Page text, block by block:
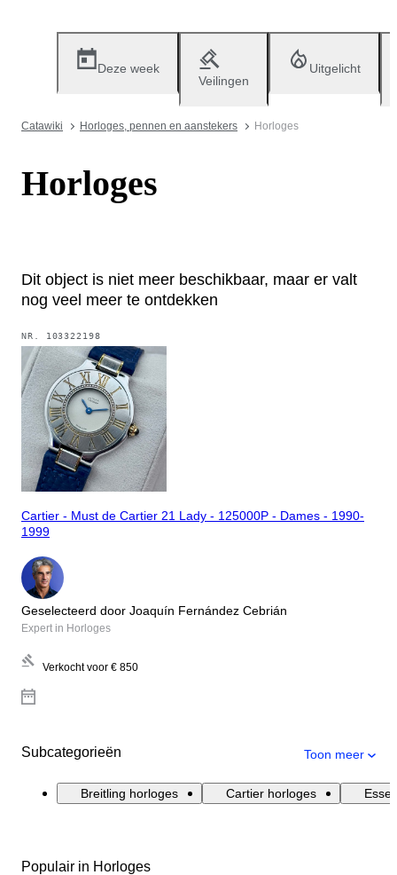
Deze week
Veilingen
Uitgelicht
Catawiki Horloges, pennen en aanstekers Horloges
Horloges
Dit object is niet meer beschikbaar, maar er valt
nog veel meer te ontdekken
NR. 103322198
Cartier - Must de Cartier 21 Lady - 125000P - Dames - 1990-
1999
Geselecteerd door Joaquín Fernández Cebrián
Expert in Horloges
Verkocht voor € 850
Subcategorieën Toon meer
Breitling horloges Cartier horloges
Populair in Horloges